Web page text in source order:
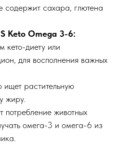
содержит сахара, глютена
Keto Omega 3-6:
диету или
для восполнения важных
ищет растительную
жиру.
потребление животных
омега-3 и омега-6 из